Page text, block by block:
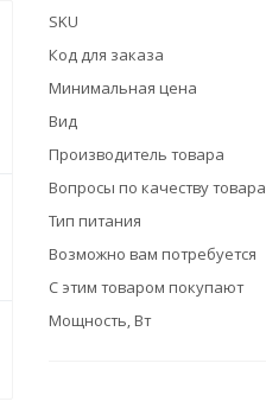
SKU
Код для заказа
Минимальная цена
Вид
Производитель товара
Вопросы по качеству товара
Тип питания
Возможно вам потребуется
С этим товаром покупают
Мощность, Вт